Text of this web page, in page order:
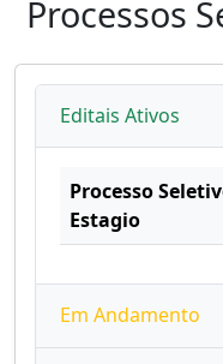
Processos
Editais Ativos
Processo
Estagio
Em Andamento